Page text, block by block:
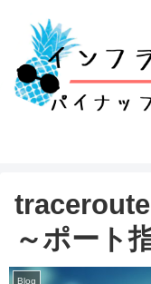
～ポート
Blog